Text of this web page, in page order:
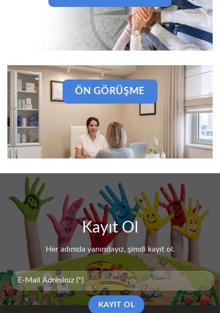
ÖN GÖRÜŞME
Kayıt Ol
Her adımda yanındayız, şimdi kayıt ol.